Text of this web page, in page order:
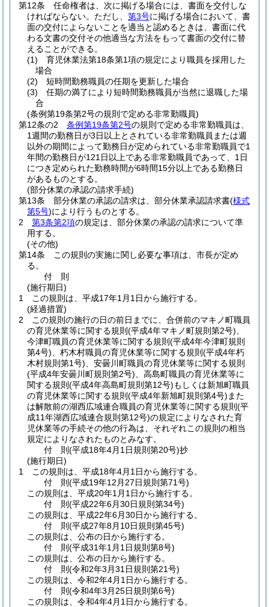
第12条
任命権者は、次に掲げる場合には、書面を交付しな
ければならない。 ただし、 第3号に掲げる場合において、書
面の交付によらないことを適当と認めるときは、書面に代
わる文書の交付その他適当な方法をもって書面の交付に替
えることができる。
(1)
育児休業法第18条第1項の規定により職員を採用した
場合
(2)
短時間勤務職員の任期を更新した場合
(3)
任期の満了により短時間勤務職員が当然に退職した場
合
(条例第19条第2号の規則で定める非常勤職員)
第12条の2
条例第19条第2号の規則で定める非常勤職員は、
1週間の勤務日が3日以上とされている非常勤職員または週
以外の期間によって勤務日が定められている非常勤職員で1
年間の勤務日が121日以上である非常勤職員であって、1日
につき定められた勤務時間が6時間15分以上である勤務日
があるものとする。
(部分休業の承認の請求手続)
第13条
部分休業の承認の請求は、部分休業承認請求書(様式
第5号)により行うものとする。
2
第3条第2項の規定は、部分休業の承認の請求について準
用する。
(その他)
第14条
この規則の実施に関し必要な事項は、市長が定め
る。
付 則
(施行期日)
1
この規則は、平成17年1月1日から施行する。
(経過措置)
2
この規則の施行の日の前日までに、合併前のマキノ町職員
の育児休業等に関する規則 (平成4年マキノ町規則第2号)
今津町職員の育児休業等に関する規則 (平成4年今津町規則
第4号) 、朽木村職員の育児休業等に関する規則 (平成4年朽
木村規則第1号) 、安曇川町職員の育児休業等に関する規則
(平成4年安曇川町規則第2号) 、高島町職員の育児休業等に
関する規則 (平成4年高島町規則第12号)もしくは新旭町職員
の育児休業等に関する規則 (平成4年新旭町規則第4号) また
は解散前の湖西広域連合職員の育児休業等に関する規則 (平
成11年湖西広域連合規則第12号)の規定によりなされた育
児休業等の手続その他の行為は、それぞれこの規則の相当
規定によりなされたものとみなす。
付 則(平成18年4月1日規則第20号)抄
(施行期日)
1
この規則は、平成18年4月1日から施行する。
付 則(平成19年12月27日規則第71号)
この規則は、平成20年1月1日から施行する。
付 則(平成22年6月30日規則第34号)
この規則は、平成22年6月30日から施行する。
付 則(平成27年8月10日規則第45号)
この規則は、公布の日から施行する。
付 則(平成31年1月1日規則第8号)
この規則は、公布の日から施行する。
付 則(令和2年3月31日規則第21号)
この規則は、令和2年4月1日から施行する。
付 則(令和4年3月25日規則第6号)
この規則は、令和4年4月1日から施行する。